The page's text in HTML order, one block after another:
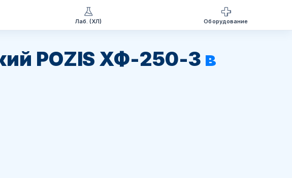
POZIS ХФ-250-3 в
Лаб. (ХЛ) Оборудование